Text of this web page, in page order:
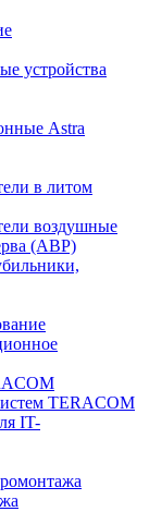
устройства
Astra
в литом
воздушные
(АВР)
TERACOM
IT-